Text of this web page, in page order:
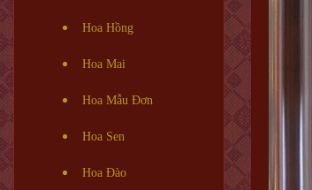
Hoa Hồng
Hoa Mai
Hoa Mẫu Đơn
Hoa Sen
Hoa Đào